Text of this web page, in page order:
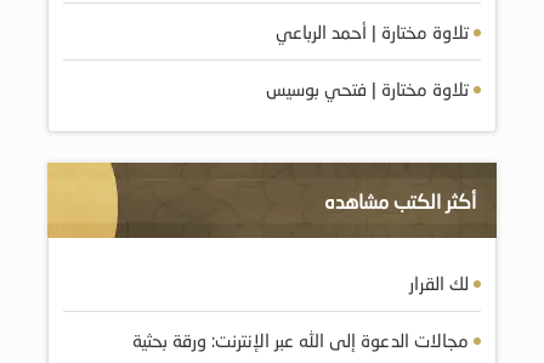
تلاوة مختارة | أحمد الرباعي
تلاوة مختارة | فتحي بوسيس
أكثر الكتب مشاهده
لك القرار
مجالات الدعوة إلى الله عبر الإنترنت: ورقة بحثية